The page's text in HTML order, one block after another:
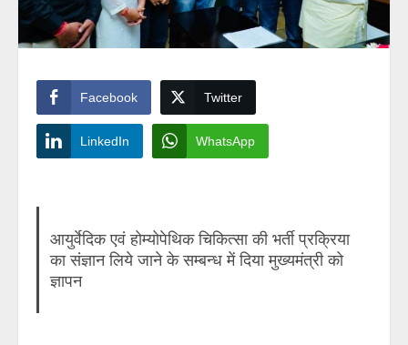
Facebook Twitter
LinkedIn WhatsApp
आयुर्वेदिक एवं होम्योपेथिक चिकित्सा की भर्ती प्रक्रिया
का संज्ञान लिये जाने के सम्बन्ध में दिया मुख्यमंत्री को
ज्ञापन